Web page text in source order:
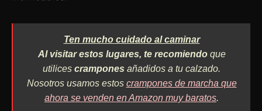
Ten mucho cuidado al caminar
Al visitar estos lugares, te recomiendo que
utilices crampones añadidos a tu calzado.
Nosotros usamos estos crampones de marcha que
ahora se venden en Amazon muy baratos.